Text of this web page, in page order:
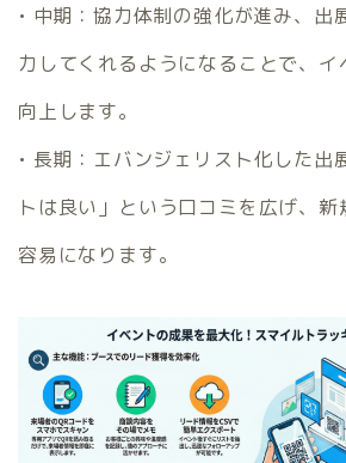
• 中期：協力体制の強化が進み、出
力してくれるようになることで、イ
向上します。
• 長期：エバンジェリスト化した出
トは良い」という口コミを広げ、
容易になります。